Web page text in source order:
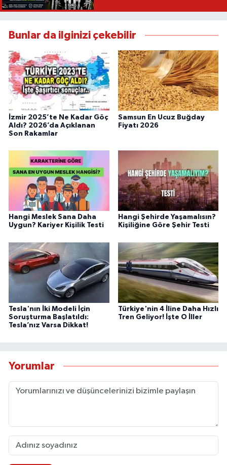
Bunlar da ilginizi çekebilir
İzmir 2025’te Ne Kadar Göç
Aldı? 2026’da Açıklanan
Son Rakamlar
Samsun En Ucuz Buğday
Fiyatı 2026
Hangi Meslek Sana Daha
Uygun? Kariyer Kişilik Testi
Hangi Şehirde Yaşamalısın?
Kişiliğine Göre Şehir Testi
Tesla'nın İki Modeli İçin
Soruşturma Başlatıldı:
Tesla’nız Varsa Dikkat!
Türkiye'nin 4 İline Daha Hızlı
Tren Geliyor! İşte O İller
Yorumlar